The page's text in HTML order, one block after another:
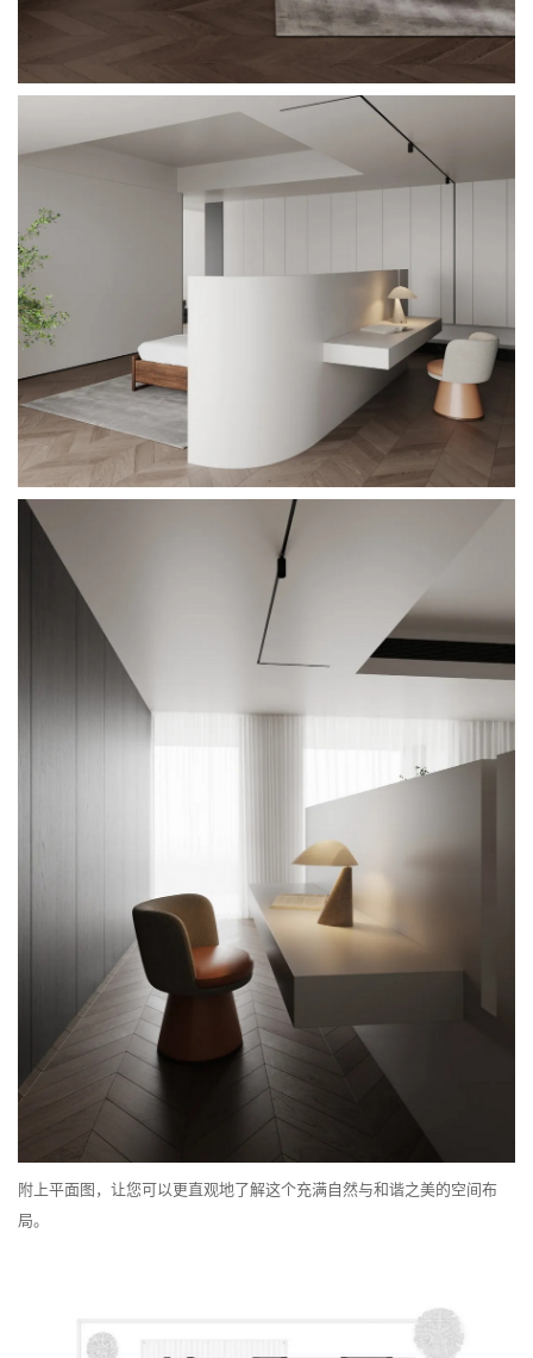
附上平面图，让您可以更直观地了解这个充满自然与和谐之美的空间布
局。